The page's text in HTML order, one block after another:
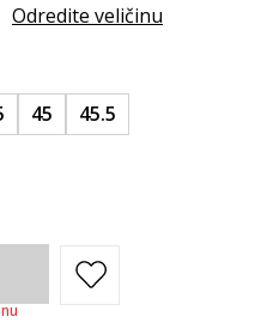
Odredite veličinu
45
45.5